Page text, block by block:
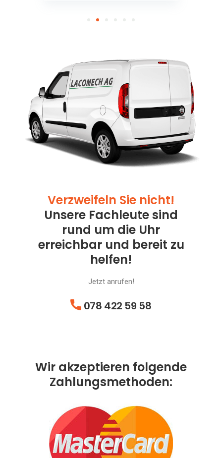
Verzweifeln Sie nicht!
Unsere Fachleute sind
rund um die Uhr
erreichbar und bereit zu
helfen!
Jetzt anrufen!
078 422 59 58
Wir akzeptieren folgende
Zahlungsmethoden: